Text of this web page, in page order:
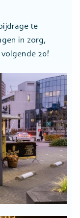
te
in zorg,
20!